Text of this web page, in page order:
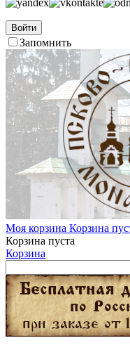
Войти
Запомнить
Моя корзина Корзина
Корзина пуста
Корзина